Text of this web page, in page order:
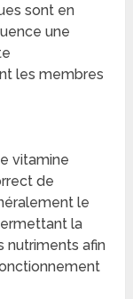
sont en
une
les membres
vitamine
de
le
la
nutriments afin